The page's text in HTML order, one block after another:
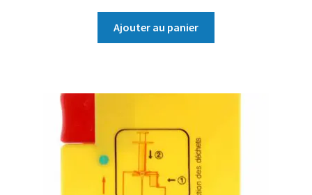
Ajouter au panier